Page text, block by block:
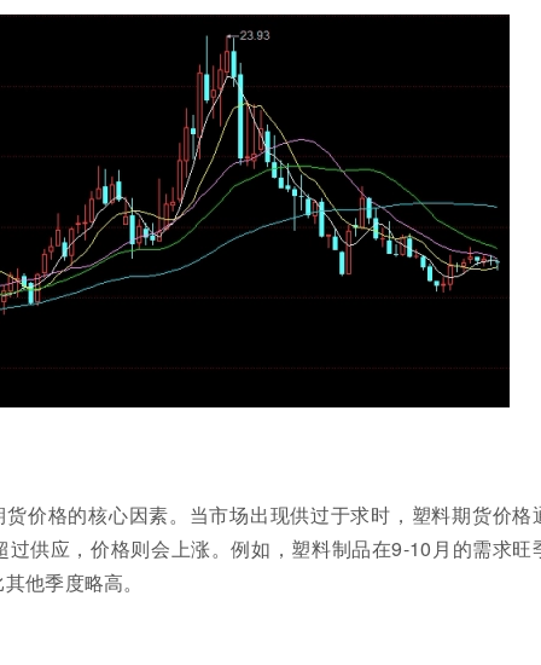
价格的核心因素。当市场出现供过于求时，塑料期货价格
供应，价格则会上涨。例如，塑料制品在9-10月的需求旺
他季度略高。